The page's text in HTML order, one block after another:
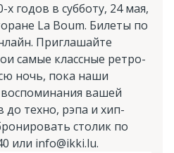
годов в субботу, 24 мая,
La Boum. Билеты по
Приглашайте
самые классные ретро-
ночь, пока наши
вашей
до техно, рэпа и хип-
столик по
или info@ikki.lu.